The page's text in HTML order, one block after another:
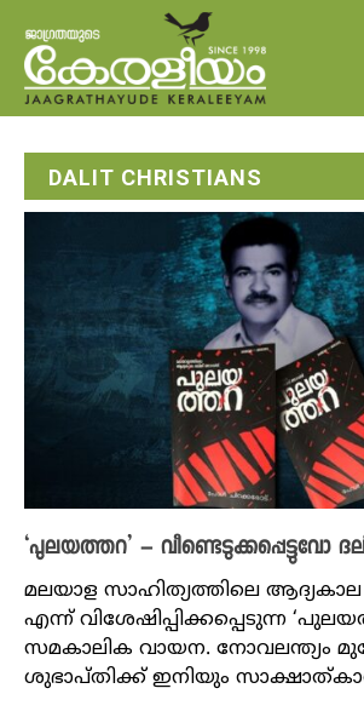
DALIT CHRISTIANS
‘പുലയത്തറ’ – വീണ്ടെടുക്കപ്പെട്ടുവോ
മലയാള സാഹിത്യത്തിലെ
എന്ന് വിശേഷിപ്പിക്കപ്പെടുന്ന
സമകാലിക വായന. നോവലന്ത്യം
ശുഭാപ്തിക്ക് ഇനിയും